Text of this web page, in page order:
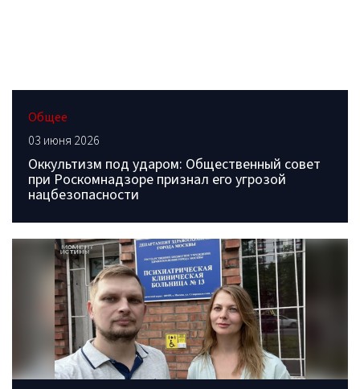
Общее
03 июня 2026
Оккультизм под ударом: Общественный совет
при Роскомнадзоре признал его угрозой
нацбезопасности